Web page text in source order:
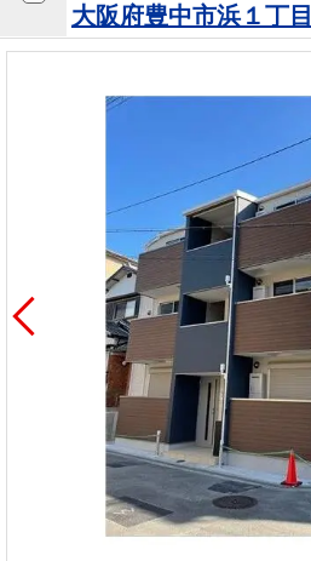
大阪府豊中市浜１丁目